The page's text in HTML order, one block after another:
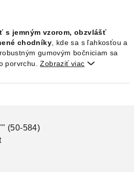
s jemným vzorom, obzvlášť
chodníky , kde sa s ľahkosťou a
gumovým bočniciam sa
porvrchu.
Zobraziť viac 
(50-584)